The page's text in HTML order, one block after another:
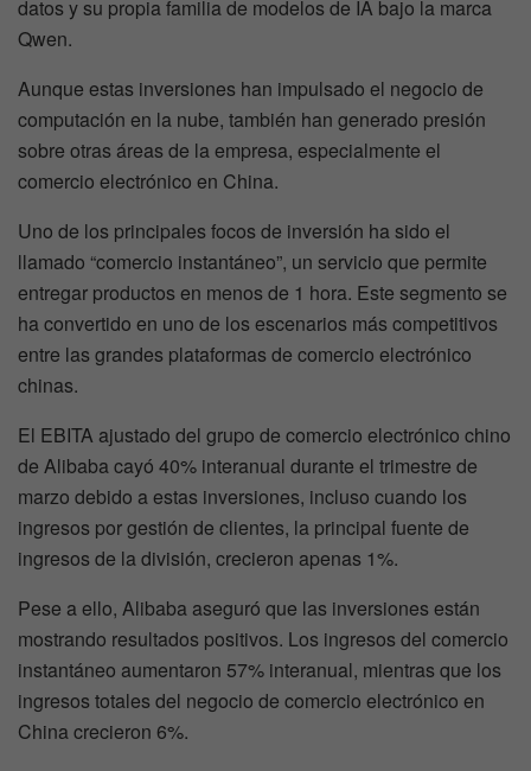
datos y su propia familia de modelos de IA bajo la marca
Qwen.
Aunque estas inversiones han impulsado el negocio de
computación en la nube, también han generado presión
sobre otras áreas de la empresa, especialmente el
comercio electrónico en China.
Uno de los principales focos de inversión ha sido el
llamado “comercio instantáneo”, un servicio que permite
entregar productos en menos de 1 hora. Este segmento se
ha convertido en uno de los escenarios más competitivos
entre las grandes plataformas de comercio electrónico
chinas.
El EBITA ajustado del grupo de comercio electrónico chino
de Alibaba cayó 40% interanual durante el trimestre de
marzo debido a estas inversiones, incluso cuando los
ingresos por gestión de clientes, la principal fuente de
ingresos de la división, crecieron apenas 1%.
Pese a ello, Alibaba aseguró que las inversiones están
mostrando resultados positivos. Los ingresos del comercio
instantáneo aumentaron 57% interanual, mientras que los
ingresos totales del negocio de comercio electrónico en
China crecieron 6%.